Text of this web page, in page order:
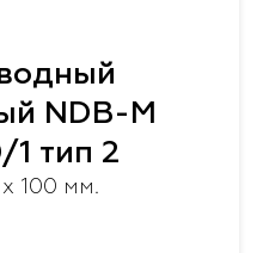
NDB-M
тип 2
100 мм.